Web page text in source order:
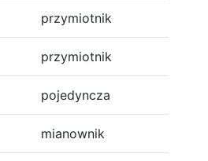
przymiotnik
przymiotnik
pojedyncza
mianownik